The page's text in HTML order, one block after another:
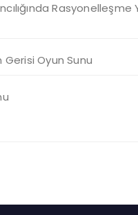
Rasyonelleşme
Gerisi Oyun Sunu